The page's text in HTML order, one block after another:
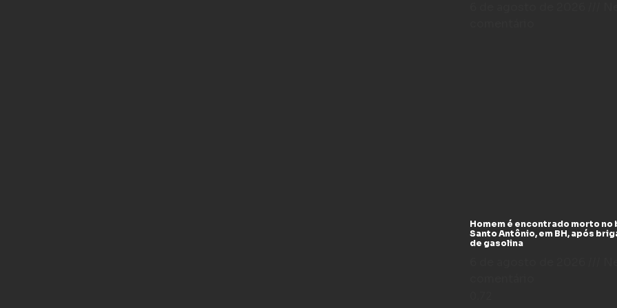
Homem é encontrado morto no
Santo Antônio, em BH, após
de gasolina